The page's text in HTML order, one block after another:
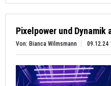
Pixelpower und
Von: Bianca Wilmsmann 09.12.24